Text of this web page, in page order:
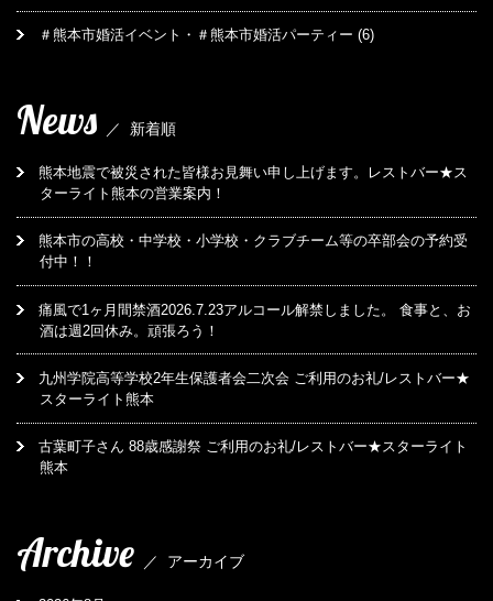
＃熊本市婚活イベント・＃熊本市婚活パーティー (6)
News ／ 新着順
熊本地震で被災された皆様お見舞い申し上げます。レストバー★ス
ターライト熊本の営業案内！
熊本市の高校・中学校・小学校・クラブチーム等の卒部会の予約受
付中！！
痛風で1ヶ月間禁酒2026.7.23アルコール解禁しました。 食事と、お
酒は週2回休み。頑張ろう！
九州学院高等学校2年生保護者会二次会 ご利用のお礼/レストバー★
スターライト熊本
古葉町子さん 88歳感謝祭 ご利用のお礼/レストバー★スターライト
熊本
Archive ／ アーカイブ